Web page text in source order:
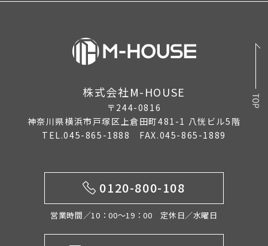
株式会社M-HOUSE
〒244-0816
神奈川県横浜市戸塚区上倉田町481-1 八恍ビル5階
TEL.045-865-1888 FAX.045-865-1889
0120-800-108
営業時間／10：00〜19：00 定休日／水曜日